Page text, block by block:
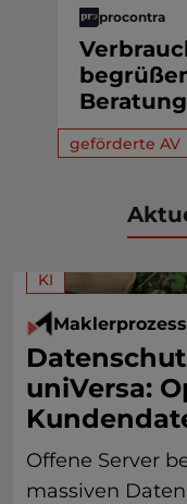
procontra
geförderte AV
KI
uniVersa:
Offene Server
massiven